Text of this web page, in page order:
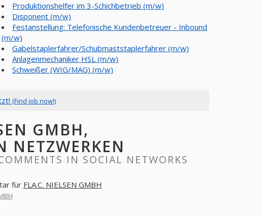
Produktionshelfer im 3-Schichbetrieb (m/w)
Disponent (m/w)
Festanstellung: Telefonische Kundenbetreuer - Inbound
(m/w)
Gabelstaplerfahrer/Schubmaststaplerfahrer (m/w)
Anlagenmechaniker HSL (m/w)
Schweißer (WIG/MAG) (m/w)
(Find job now!)
GMBH,
NETZWERKEN
IN SOCIAL NETWORKS
für FLA.C. NIELSEN GMBH